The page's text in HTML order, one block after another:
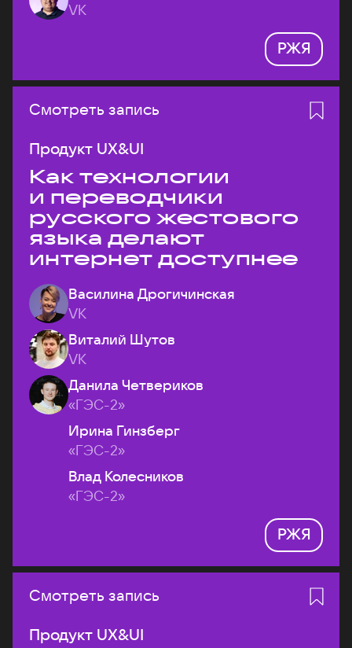
VK
РЖЯ
Смотреть запись
Продукт UX&UI
Как технологии
и переводчики
русского жестового
языка делают
интернет доступнее
Василина Дрогичинская
VK
Виталий Шутов
VK
Данила Четвериков
«ГЭС-2»
Ирина Гинзберг
«ГЭС-2»
Влад Колесников
«ГЭС-2»
РЖЯ
Смотреть запись
Продукт UX&UI